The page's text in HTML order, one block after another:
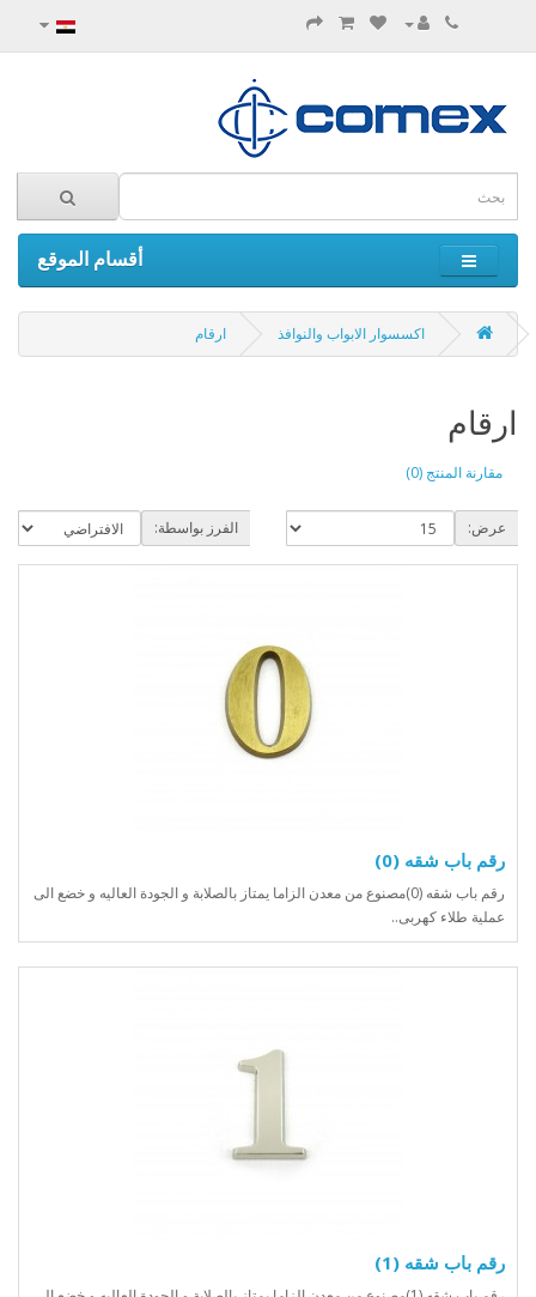
أقسام الموقع
اكسسوار الابواب والنوافذ ارقام
ارقام
مقارنة المنتج (0)
الفرز بواسطة: عرض:
رقم باب شقه (0)
رقم باب شقه (0)مصنوع من معدن الزاما يمتاز بالصلابة و الجودة العاليه و خضع الى
عملية طلاء كهربى..
رقم باب شقه (1)